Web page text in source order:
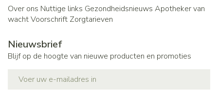
Over ons Nuttige links Gezondheidsnieuws Apotheker van
wachtVoorschrift Zorgtarieven
Nieuwsbrief
Blijf op de hoogte van nieuwe producten en promoties